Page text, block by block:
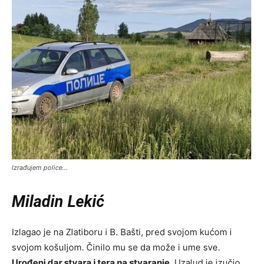
Izrađujem police…
Miladin Lekić
Izlagao je na Zlatiboru i B. Bašti, pred svojom kućom i
svojom košuljom. Činilo mu se da može i ume sve.